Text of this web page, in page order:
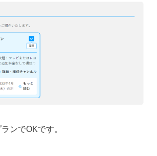
ンでOKです。